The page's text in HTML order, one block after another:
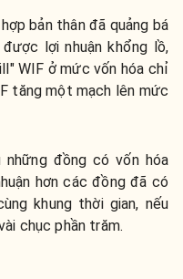
bản thân đã quảng bá
lợi nhuận khổng lồ,
WIF ở mức vốn hóa chỉ
tăng một mạch lên mức
những đồng có vốn hóa
hơn các đồng đã có
khung thời gian, nếu
chục phần trăm.